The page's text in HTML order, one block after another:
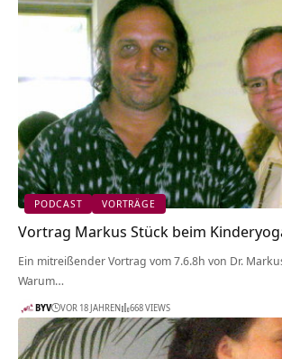
PODCAST VORTRÄGE
Vortrag Markus Stück beim
Ein mitreißender Vortrag vom 7.6.8h von Dr.
Warum…
BYV VOR 18 JAHREN 668 VIEWS